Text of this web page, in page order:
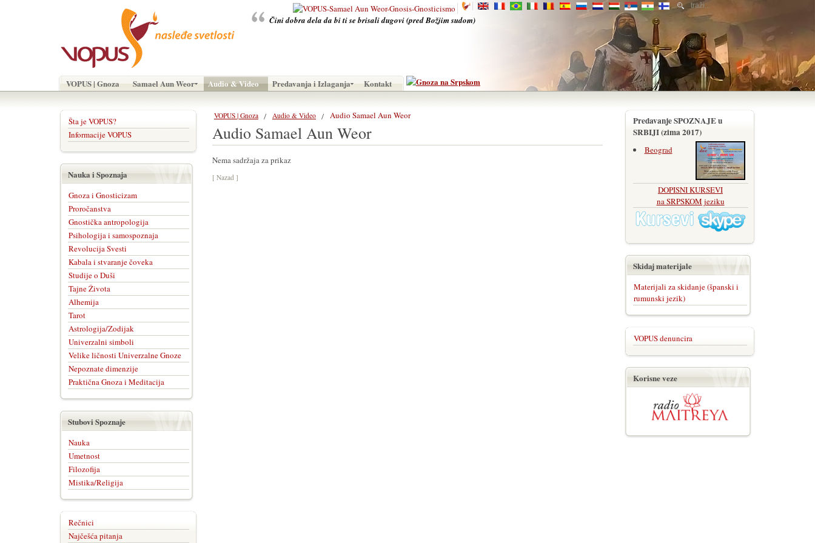
Čini dobra dela da bi ti se brisali dugovi (pred Božjim sudom)
VOPUS | Gnoza Samael Aun Weor Audio & Video Predavanja i Izlaganja Kontakt
VOPUS | Gnoza Audio & Video Audio Samael Aun Weor
Audio Samael Aun Weor
Nema sadržaja za prikaz
[ Nazad ]
Šta je VOPUS?
Informacije VOPUS
Nauka i Spoznaja
Gnoza i Gnosticizam
Proročanstva
Gnostička antropologija
Psihologija i samospoznaja
Revolucija Svesti
Kabala i stvaranje čoveka
Studije o Duši
Tajne Života
Alhemija
Tarot
Astrologija/Zodijak
Univerzalni simboli
Velike ličnosti Univerzalne Gnoze
Nepoznate dimenzije
Praktična Gnoza i Meditacija
Stubovi Spoznaje
Nauka
Umetnost
Filozofija
Mistika/Religija
Rečnici
Najčešća pitanja
Predavanje SPOZNAJE u
SRBIJI (zima 2017)
Beograd
DOPISNI KURSEVI
na SRPSKOM jeziku
Skidaj materijale
Materijali za skidanje (španski i
rumunski jezik)
VOPUS denuncira
Korisne veze